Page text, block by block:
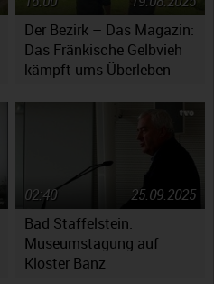
Der Bezirk – Das Magazin:
Das Fränkische Gelbvieh
kämpft ums Überleben
Bad Staffelstein:
Museumstagung auf
Kloster Banz
25.09.2025
02:40